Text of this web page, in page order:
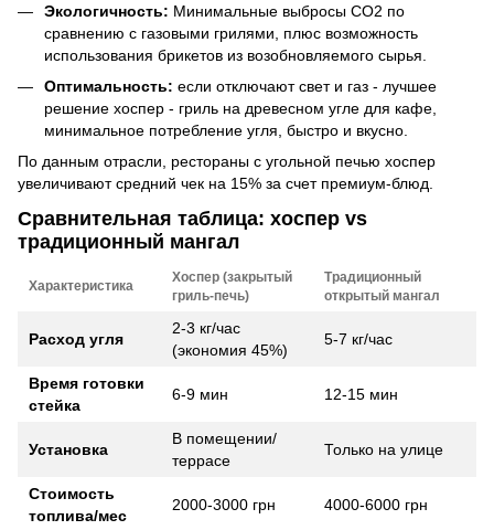
Экологичность: Минимальные выбросы CO2 по
сравнению с газовыми грилями, плюс возможность
использования брикетов из возобновляемого сырья.
Оптимальность: если отключают свет и газ - лучшее
решение хоспер - гриль на древесном угле для кафе,
минимальное потребление угля, быстро и вкусно.
По данным отрасли, рестораны с угольной печью хоспер
увеличивают средний чек на 15% за счет премиум-блюд.
Сравнительная таблица: хоспер vs
традиционный мангал
Характеристика
Хоспер (закрытый
гриль-печь)
Традиционный
открытый мангал
Расход угля
2-3 кг/час
(экономия 45%)
5-7 кг/час
Время готовки
стейка
6-9 мин 12-15 мин
Установка
В помещении/
террасе
Только на улице
Стоимость
топлива/мес
2000-3000 грн 4000-6000 грн